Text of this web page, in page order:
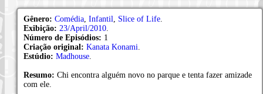
Gênero: Comédia Infantil Slice of Life
Exibição: 23/April/2010
Número de Episódios: 1
Criação original: Kanata Konami
Estúdio: Madhouse
Resumo: Chi encontra alguém novo no parque e tenta fazer amizade
com ele.